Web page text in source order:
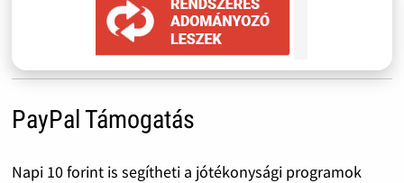
PayPal Támogatás
Napi 10 forint is segítheti a jótékonysági programok